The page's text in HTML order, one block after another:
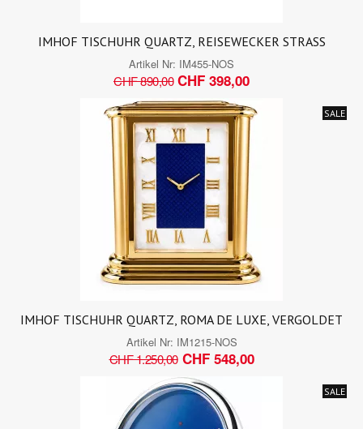
IMHOF TISCHUHR QUARTZ, REISEWECKER STRASS
Artikel Nr: IM455-NOS
CHF 890,00 CHF 398,00
SALE
IMHOF TISCHUHR QUARTZ, ROMA DE LUXE, VERGOLDET
Artikel Nr: IM1215-NOS
CHF 1.250,00 CHF 548,00
SALE